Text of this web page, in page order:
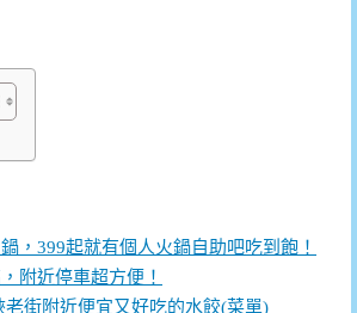
，399起就有個人火鍋自助吧吃到飽！
附近停車超方便！
老街附近便宜又好吃的水餃(菜單)